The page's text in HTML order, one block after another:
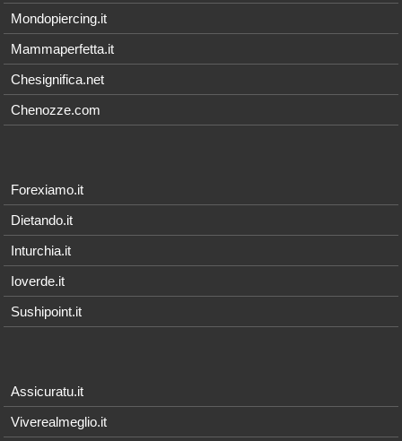
Mondopiercing.it
Mammaperfetta.it
Chesignifica.net
Chenozze.com
Forexiamo.it
Dietando.it
Inturchia.it
Ioverde.it
Sushipoint.it
Assicuratu.it
Viverealmeglio.it